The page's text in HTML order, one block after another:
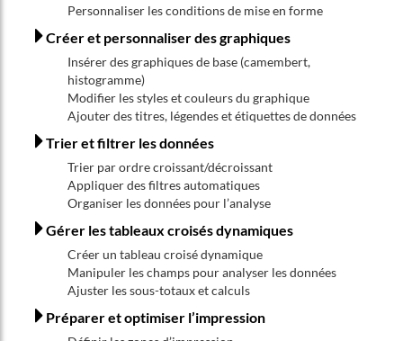
Personnaliser les conditions de mise en forme
Créer et personnaliser des graphiques
Insérer des graphiques de base (camembert,
histogramme)
Modifier les styles et couleurs du graphique
Ajouter des titres, légendes et étiquettes de données
Trier et filtrer les données
Trier par ordre croissant/décroissant
Appliquer des filtres automatiques
Organiser les données pour l’analyse
Gérer les tableaux croisés dynamiques
Créer un tableau croisé dynamique
Manipuler les champs pour analyser les données
Ajuster les sous-totaux et calculs
Préparer et optimiser l’impression